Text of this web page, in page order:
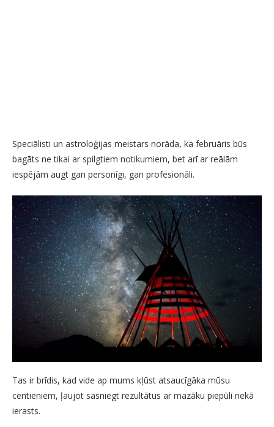
Speciālisti un astroloģijas meistars norāda, ka februāris būs
bagāts ne tikai ar spilgtiem notikumiem, bet arī ar reālām
iespējām augt gan personīgi, gan profesionāli.
Tas ir brīdis, kad vide ap mums kļūst atsaucīgāka mūsu
centieniem, ļaujot sasniegt rezultātus ar mazāku piepūli nekā
ierasts.